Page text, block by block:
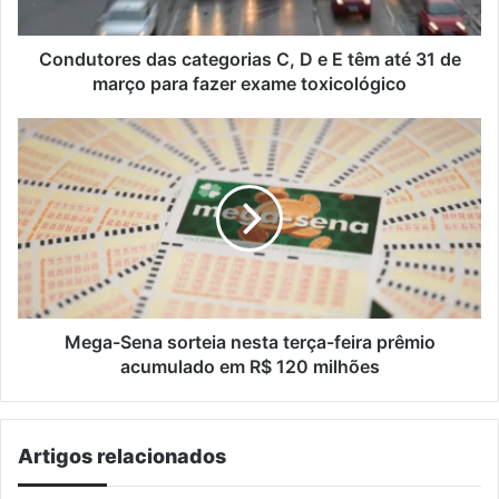
até
para
fazer
exame
toxicológico
Condutores das categorias C, D e E têm até 31 de
março para fazer exame toxicológico
Mega-
Sena
sorteia
nesta
terça-
feira
prêmio
acumulado
em
Mega-Sena sorteia nesta terça-feira prêmio
acumulado em R$ 120 milhões
Artigos relacionados